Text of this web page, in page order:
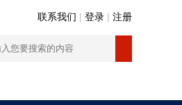
联系我们 | 登录 | 注册